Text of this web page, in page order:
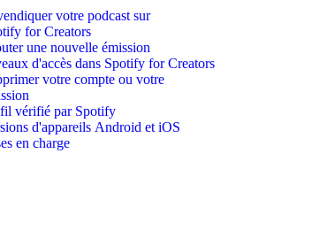
votre podcast sur
for Creators
une nouvelle émission
d'accès dans Spotify for Creators
votre compte ou votre
vérifié par Spotify
d'appareils Android et iOS
en charge